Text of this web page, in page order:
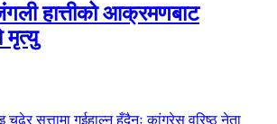
हात्तीको आक्रमणबाट
मृत्यु